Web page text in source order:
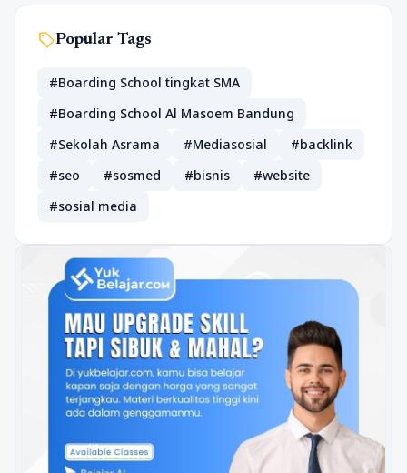
sellPopular Tags
#Boarding School tingkat SMA
#Boarding School Al Masoem Bandung
#Sekolah Asrama
#Mediasosial
#backlink
#seo
#sosmed #bisnis
#website
#sosial media